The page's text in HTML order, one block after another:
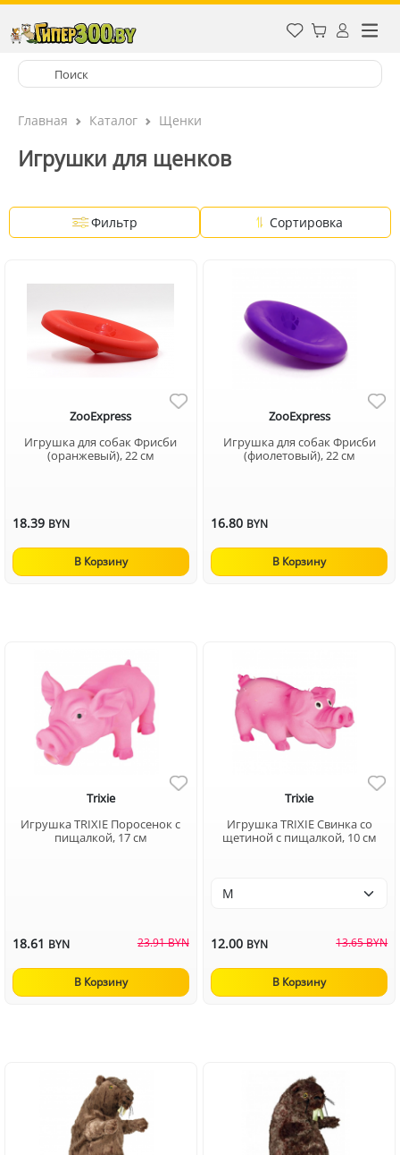
Главная Каталог Щенки
Игрушки для щенков
Фильтр Сортировка
ZooExpress
Игрушка для собак Фрисби
(оранжевый), 22 см
18.39 BYN
В Корзину
ZooExpress
Игрушка для собак Фрисби
(фиолетовый), 22 см
16.80 BYN
В Корзину
Trixie
Игрушка TRIXIE Поросенок с
пищалкой, 17 см
18.61 BYN 23.91 BYN
В Корзину
Trixie
Игрушка TRIXIE Свинка со
щетиной с пищалкой, 10 см
12.00 BYN 13.65 BYN
В Корзину